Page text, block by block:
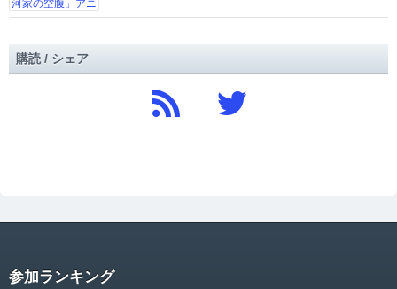
購読 / シェア
参加ランキング